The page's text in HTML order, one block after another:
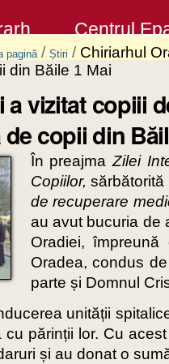
Centrul
pagină / Știri / Chiriarhul
din Băile 1 Mai
a vizitat copiii
copii din
În preajmaZilei
Copiilor,
de recuperare
au avut bucuria de
Oradiei,
Oradea, condus
parte și Domnul
unității
părinții lor. Cu
și au donat o